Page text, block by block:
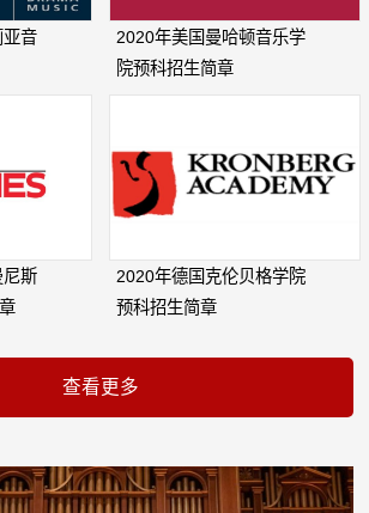
音
2020年美国曼哈顿音乐学
院预科招生简章
斯
2020年德国克伦贝格学院
预科招生简章